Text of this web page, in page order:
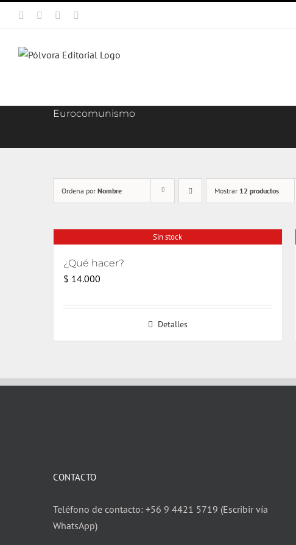
Facebook Instagram
Eurocomunismo
Ordena por Nombre Mostrar 12 productos
Sin stock
¿Qué hacer?
$ 14.000
Detalles
CONTACTO
Teléfono de contacto: +56 9 4421 5719 (Escribir vía
WhatsApp)